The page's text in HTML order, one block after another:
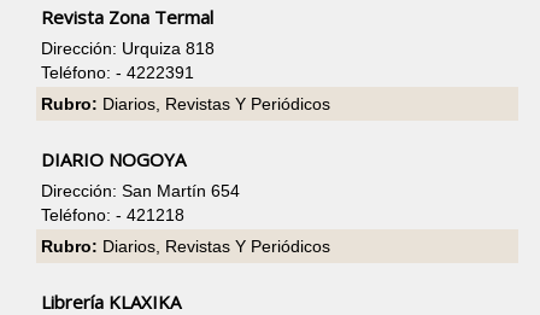
Revista Zona Termal
Dirección: Urquiza 818
Teléfono: - 4222391
Rubro: Diarios, Revistas Y Periódicos
DIARIO NOGOYA
Dirección: San Martín 654
Teléfono: - 421218
Rubro: Diarios, Revistas Y Periódicos
Librería KLAXIKA